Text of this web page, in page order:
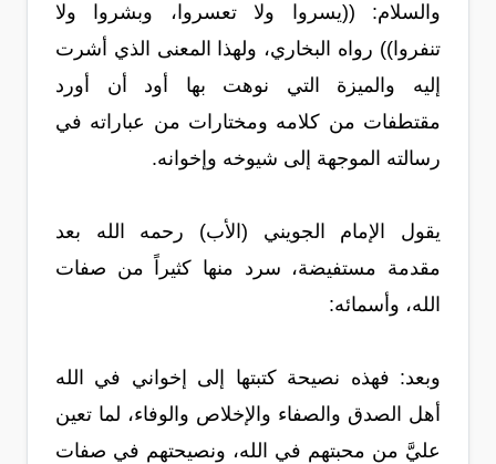
والسلام: ((يسروا ولا تعسروا، وبشروا ولا
تنفروا)) رواه البخاري، ولهذا المعنى الذي أشرت
إليه والميزة التي نوهت بها أود أن أورد
مقتطفات من كلامه ومختارات من عباراته في
رسالته الموجهة إلى شيوخه وإخوانه.
يقول الإمام الجويني (الأب) رحمه الله بعد
مقدمة مستفيضة، سرد منها كثيراً من صفات
الله، وأسمائه:
وبعد: فهذه نصيحة كتبتها إلى إخواني في الله
أهل الصدق والصفاء والإخلاص والوفاء، لما تعين
عليَّ من محبتهم في الله، ونصيحتهم في صفات